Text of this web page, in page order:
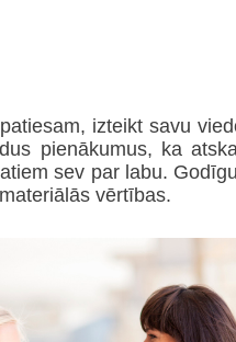
izteikt savu
pienākumus, ka
sev par labu.
vērtības.